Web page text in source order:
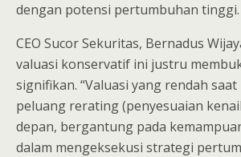
dengan potensi pertumbuhan tinggi.
CEO Sucor Sekuritas, Bernadus
valuasi konservatif ini justru
signifikan. “Valuasi yang rendah saat
peluang rerating (penyesuaian
depan, bergantung pada
dalam mengeksekusi strategi